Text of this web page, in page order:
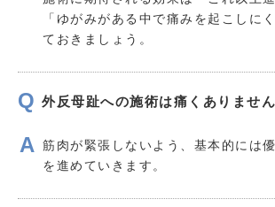
「ゆがみがある中で痛みを起こしに
ておきましょう。
外反母趾への施術は痛くありませ
筋肉が緊張しないよう、基本的には
を進めていきます。